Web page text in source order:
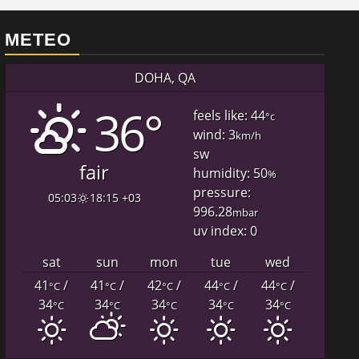
METEO
DOHA, QA
36°
fair
05:03 18:15 +03
feels like: 44°c
wind: 3km/h
sw
humidity: 50%
pressure:
996.28mbar
uv index: 0
sat
sun mon tue
wed
41°C/
34°C
41°C/
34°C
42°C/
34°C
44°C/
34°C
44°C/
34°C